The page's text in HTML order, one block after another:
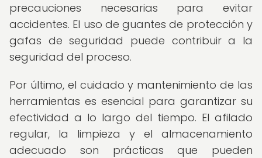
precauciones necesarias para evitar
accidentes. El uso de guantes de protección y
gafas de seguridad puede contribuir a la
seguridad del proceso.
Por último, el cuidado y mantenimiento de las
herramientas es esencial para garantizar su
efectividad a lo largo del tiempo. El afilado
regular, la limpieza y el almacenamiento
adecuado son prácticas que pueden